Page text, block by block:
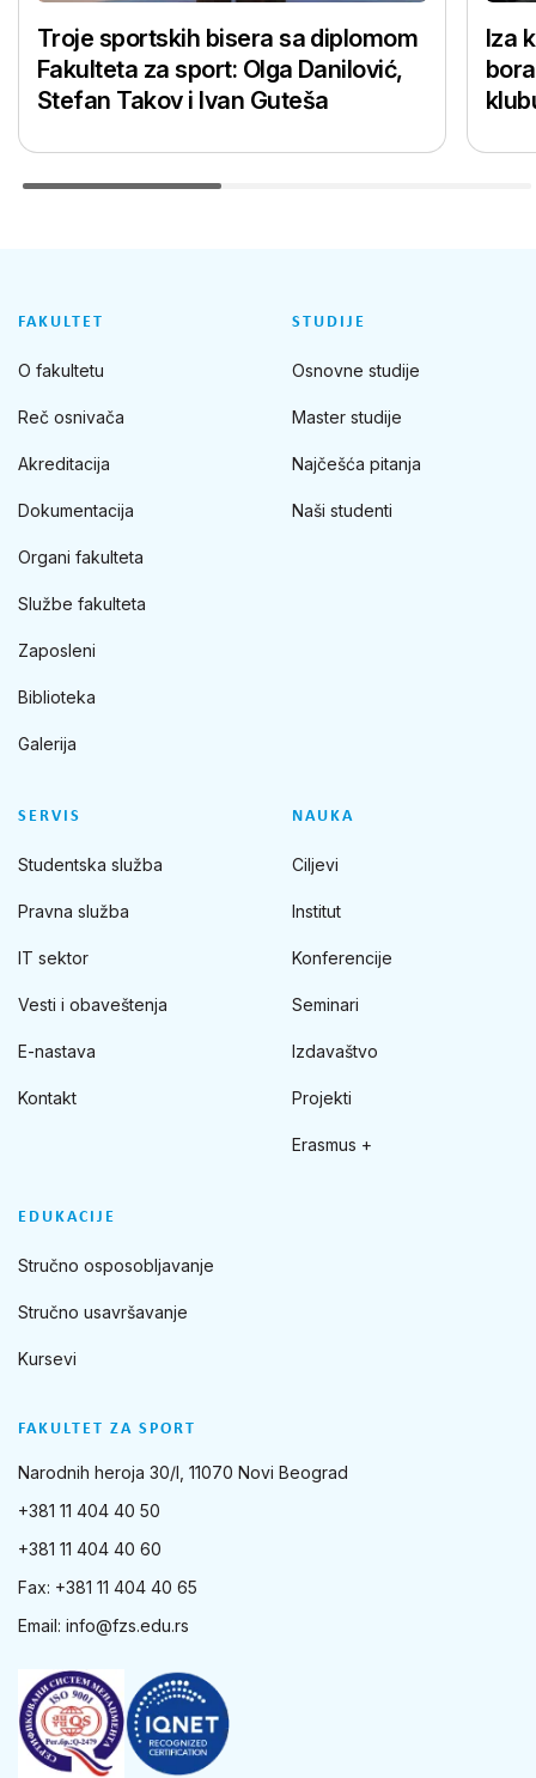
Troje sportskih bisera sa diplomom
Fakulteta za sport: Olga Danilović,
Stefan Takov i Ivan Guteša
Iza
FAKULTET ZA SPORT
Narodnih heroja 30/I, 11070 Novi Beograd
+381 11 404 40 50
+381 11 404 40 60
Fax: +381 11 404 40 65
Email: info@fzs.edu.rs
FAKULTET
O fakultetu
Reč osnivača
Akreditacija
Dokumentacija
Organi fakulteta
Službe fakulteta
Zaposleni
Biblioteka
Galerija
STUDIJE
Osnovne studije
Master studije
Najčešća pitanja
Naši studenti
SERVIS
Studentska služba
Pravna služba
IT sektor
Vesti i obaveštenja
E-nastava
Kontakt
NAUKA
Ciljevi
Institut
Konferencije
Seminari
Izdavaštvo
Projekti
Erasmus +
EDUKACIJE
Stručno osposobljavanje
Stručno usavršavanje
Kursevi